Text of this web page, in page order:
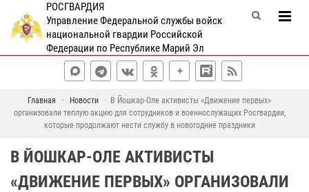
РОСГВАРДИЯ
Управление Федеральной службы войск
национальной гвардии Российской
Федерации по Республике Марий Эл
Главная Новости
В Йошкар-Оле активисты «Движение первых»
организовали теплую акцию для сотрудников и военнослужащих Росгвардии,
которые продолжают нести службу в новогодние праздники
В ЙОШКАР-ОЛЕ АКТИВИСТЫ
«ДВИЖЕНИЕ ПЕРВЫХ» ОРГАНИЗОВАЛИ